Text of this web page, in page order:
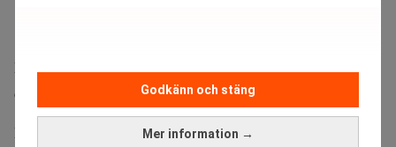
Mer information →
Godkänn och stäng
Läs mer:The Economist: Européer bör använda AC utan
dåligt samvete. Realtid
Mer positiva till AC